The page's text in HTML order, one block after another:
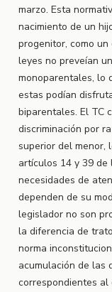
marzo. Esta
nacimiento de un
progenitor, como
leyes no preveían
monoparentales, lo
estas podían
biparentales. El TC
discriminación por
superior del menor,
artículos 14 y 39 de
necesidades de
dependen de su
legislador no son
la diferencia de
norma
acumulación de las
correspondientes